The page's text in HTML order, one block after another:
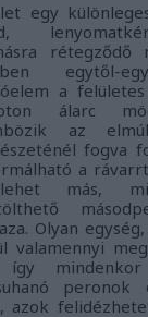
egy
rétegződő
egytől-
a
álarc
az
fogva
a
más,
Olyan
valamennyi
így
peronok
azok